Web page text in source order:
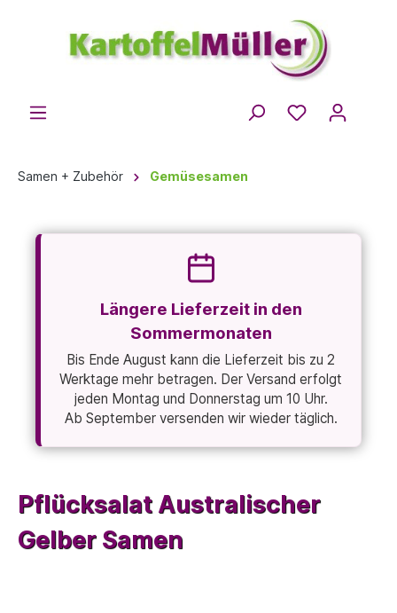
Samen + Zubehör Gemüsesamen
Längere Lieferzeit in den
Sommermonaten
Bis Ende August kann die Lieferzeit bis zu 2
Werktage mehr betragen. Der Versand erfolgt
jeden Montag und Donnerstag um 10 Uhr.
Ab September versenden wir wieder täglich.
Pflücksalat Australischer
Gelber Samen